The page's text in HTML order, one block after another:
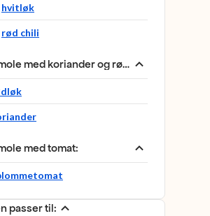
hvitløk
rød chili
med koriander og rødløk
med tomat:
passer til: